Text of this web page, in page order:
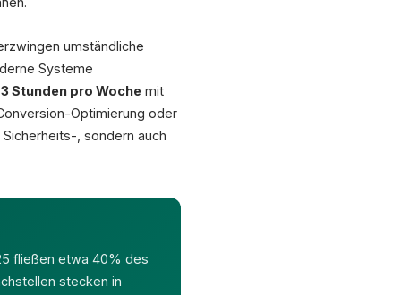
Migrationen verbessern Rankings, 50% Traffic-Verlust droht ohne Redirects
umständliche
Systeme
Stunden pro Woche mit
Optimierung oder
, sondern auch
fließen etwa 40% des
stecken in